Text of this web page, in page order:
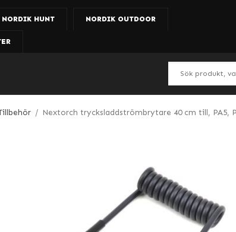
NORDIK HUNT NORDIK OUTDOOR
/ Nextorch trycksladdströmbrytare 40 cm till, PA5,